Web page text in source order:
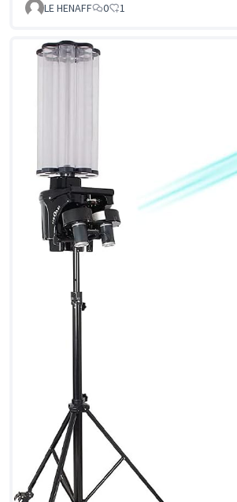
LE HENAFF
0 1